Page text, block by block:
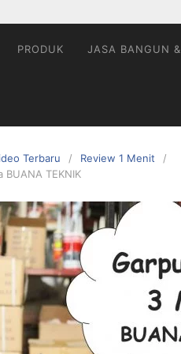
PRODUK JASA BANGUN
Terbaru
Review 1 Menit
BUANA TEKNIK